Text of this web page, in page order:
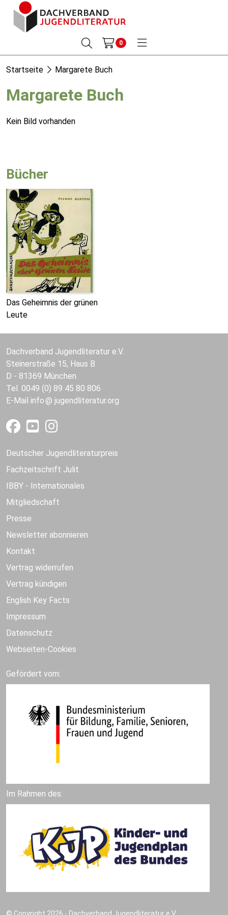
0
Startseite Margarete Buch
Margarete Buch
Kein Bild vorhanden
Bücher
Das Geheimnis der grünen
Leute
Dachverband Jugendliteratur e.V.
Steinerstraße 15, Haus B
D - 81369 München
Tel. 0049 (0) 89 45 80 806
E-Mail info jugendliteratur.org
Deutscher Jugendliteraturpreis
Fachzeitschrift Julit
IBBY - Internationales
Mitgliedschaft
Presse
Newsletter abonnieren
Kontakt
Vertrag widerrufen
Vertrag kündigen
English Key Facts
Impressum
Datenschutz
Webseiten-Cookies
Gefördert vom:
Im Rahmen des: